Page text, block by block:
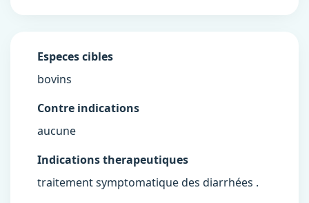
Especes cibles
bovins
Contre indications
aucune
Indications therapeutiques
traitement symptomatique des diarrhées .